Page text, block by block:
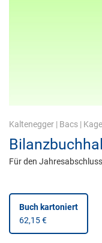
Kaltenegger | Bacs |
Für den
Buch kartoniert
62,15 €